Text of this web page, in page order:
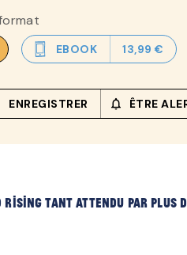
EBOOK 13,99 €
ENREGISTRER ÊTRE
Rising tant attendu par plus